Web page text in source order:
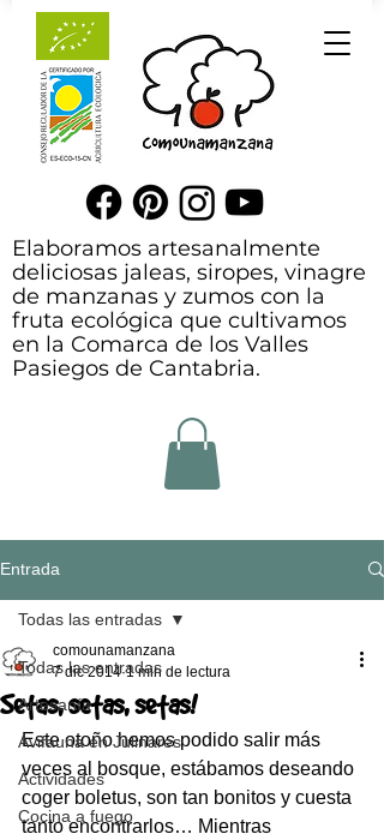
Elaboramos artesanalmente
deliciosas jaleas, siropes, vinagre
de manzanas y zumos con la
fruta ecológica que cultivamos
en la Comarca de los Valles
Pasiegos de Cantabria.
Entrada
Todas las entradas
Artesanía
Avifauna en Julinares
Actividades
Cocina a fuego
Todas las entradas
Setas, setas, setas!
comounamanzana
7 dic 2014 1 min de lectura
Este otoño hemos podido salir más
veces al bosque, estábamos deseando
coger boletus, son tan bonitos y cuesta
tanto encontrarlos… Mientras